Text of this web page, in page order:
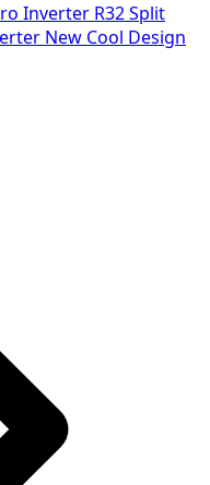
Inverter R32Split
New Cool Design